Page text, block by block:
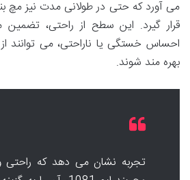
می آورد که حتی در طولانی مدت نیز مچ
قرار گیرد. این سطح از راحتی، تضمین
احساس خستگی یا ناراحتی، می توانند
بهره مند شوند.
تجربه نشان می دهد که راحتی